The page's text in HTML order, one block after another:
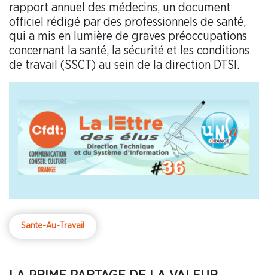
rapport annuel des médecins, un document
officiel rédigé par des professionnels de santé,
qui a mis en lumière de graves préoccupations
concernant la santé, la sécurité et les conditions
de travail (SSCT) au sein de la direction DTSI.
Sante-Au-Travail